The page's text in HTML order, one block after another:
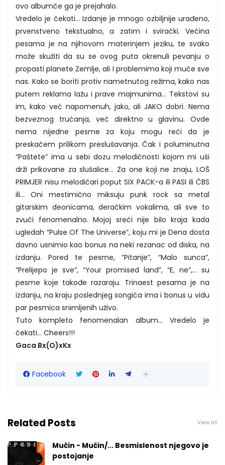
ovo albumče ga je prejahalo.
Vredelo je čekati… Izdanje je mnogo ozbiljnije urađeno,
prvenstveno tekstualno, a zatim i svirački. Većina
pesama je na njihovom materinjem jeziku, te svako
može skužiti da su se ovog puta okrenuli pevanju o
propasti planete Zemlje, ali I problemima koji muče sve
nas. Kako se boriti protiv nametnutog režima, kako nas
putem reklama lažu i prave majmunima... Tekstovi su
im, kako već napomenuh, jako, ali JAKO dobri. Nema
bezveznog trućanja, već direktno u glavinu. Ovde
nema nijedne pesme za koju mogu reći da je
preskačem prilikom preslušavanja. Čak i poluminutna
“Paštete” ima u sebi dozu melodičnosti kojom mi uši
drži prikovane za slušalice… Za one koji ne znaju, LOŠ
PRIMJER nisu melodičari poput SIX PACK-a ili PASI ili ČBS
ili… Oni mestimično miksuju punk rock sa metal
gitarskim deonicama, deračkim vokalima, ali sve to
zvuči fenomenalno. Mojoj sreći nije bilo kraja kada
ugledah “Pulse Of The Universe”, koju mi je Dena dosta
davno usnimio kao bonus na neki rezanac od diska, na
izdanju. Pored te pesme, “Pitanje”, “Malo sunca”,
“Prelijepo je sve”, “Your promised land”, “E, ne”,… su
pesme koje takođe razaraju. Trinaest pesama je na
izdanju, na kraju poslednjeg songića ima i bonus u vidu
par pesmica snimljenih uživo.
Tuto kompleto fenomenalan album… Vredelo je
čekati… Cheers!!!
Gaca Bx(O)xKx
Facebook
Related Posts View all
Mučin - Mučin/... Besmislenost njegovo je
postojanje